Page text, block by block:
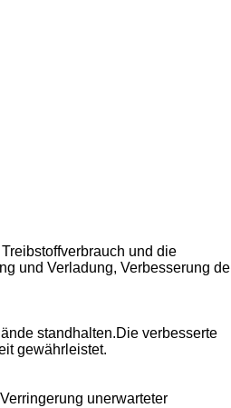
und die
und Verladung, Verbesserung
standhalten.Die verbesserte
gewährleistet.
unerwarteter